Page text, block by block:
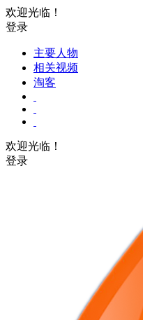
欢迎光临！
登录
主要人物
相关视频
淘客
欢迎光临！
登录